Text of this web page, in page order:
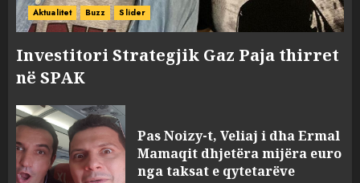
Aktualitet Buzz Slider
Investitori Strategjik Gaz Paja thirret
në SPAK
Pas Noizy-t, Veliaj i dha Ermal
Mamaqit dhjetëra mijëra euro
nga taksat e qytetarëve